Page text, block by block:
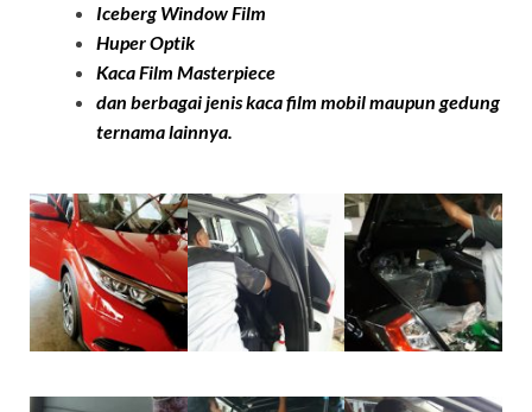
Iceberg Window Film
Huper Optik
Kaca Film Masterpiece
dan berbagai jenis kaca film mobil maupun gedung
ternama lainnya.